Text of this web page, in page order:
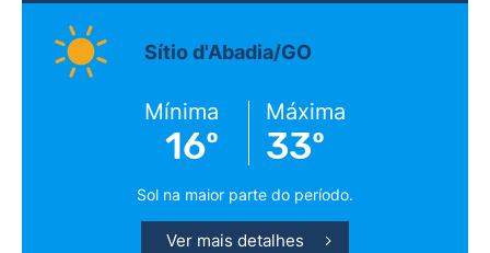
Sítio d'Abadia/GO
Mínima
16º
Máxima
33º
Sol na maior parte do período.
Ver mais detalhes